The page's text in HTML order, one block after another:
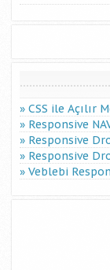
CSS ile Açılır
Responsive
Responsive
Responsive
Veblebi